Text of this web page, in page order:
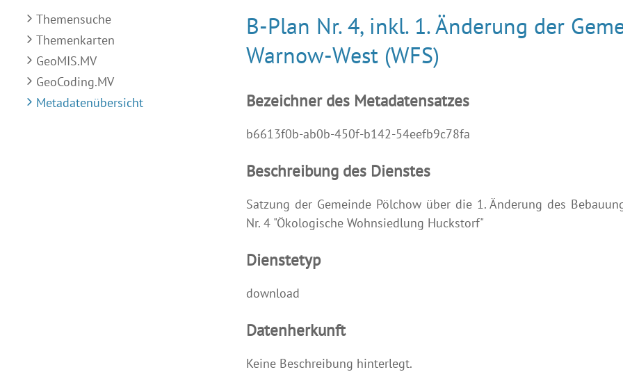
Themensuche
Themenkarten
GeoMIS.MV
GeoCoding.MV
Metadatenübersicht
B-Plan Nr. 4, inkl. 1. Änderung der
Warnow-West (WFS)
Bezeichner des Metadatensatzes
b6613f0b-ab0b-450f-b142-54eefb9c78fa
Beschreibung des Dienstes
Satzung der Gemeinde Pölchow über die 1. Änderung des
Nr. 4 "Ökologische Wohnsiedlung Huckstorf"
Dienstetyp
download
Datenherkunft
Keine Beschreibung hinterlegt.